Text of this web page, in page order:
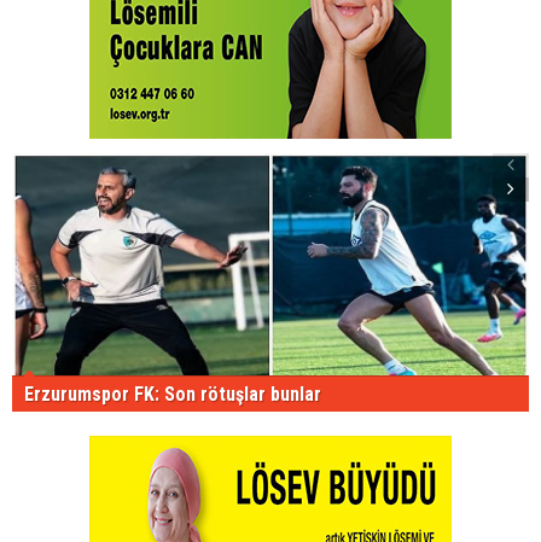
Erzurumspor FK: Son rötuşlar bunlar